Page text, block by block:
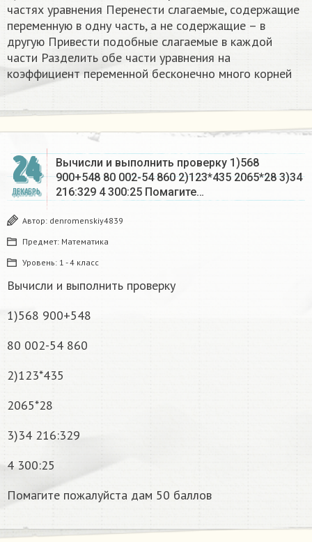
частях уравнения Перенести слагаемые, содержащие
переменную в одну часть, а не содержащие – в
другую Привести подобные слагаемые в каждой
части Разделить обе части уравнения на
коэффициент переменной бесконечно много корней​
24
ДЕКАБРЬ
Вычисли и выполнить проверку 1)568
900+548 80 002-54 860 2)123*435 2065*28 3)34
216:329 4 300:25 Помагите…
Автор: denromenskiy4839
Предмет: Математика
Уровень: 1 - 4 класс
Вычисли и выполнить проверку
1)568 900+548
80 002-54 860
2)123*435
2065*28
3)34 216:329
4 300:25
Помагите пожалуйста дам 50 баллов